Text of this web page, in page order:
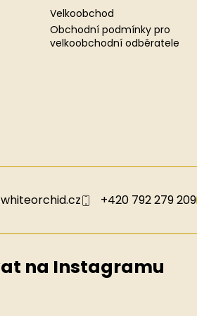
Velkoobchod
Obchodní podmínky pro
velkoobchodní odběratele
whiteorchid.cz +420 792 279 209
na Instagramu